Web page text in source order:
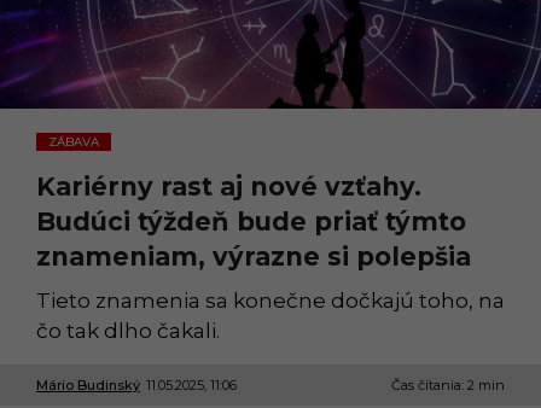
ZÁBAVA
Kariérny rast aj nové vzťahy.
Budúci týždeň bude priať týmto
znameniam, výrazne si polepšia
Tieto znamenia sa konečne dočkajú toho, na
čo tak dlho čakali.
Mário Budinský 11.05.2025, 11:06
1
Čas čítania: 2 min